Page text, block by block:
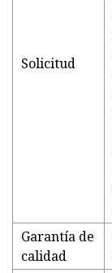
Solicitud
Garantía de
calidad